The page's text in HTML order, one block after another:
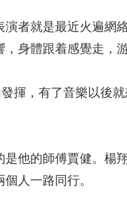
就是最近火遍網絡
身體跟着感覺走，
，有了音樂以後
的師傅賈健。楊
人一路同行。